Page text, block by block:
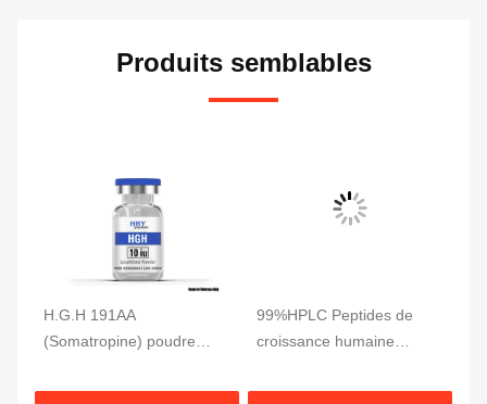
Produits semblables
H.G.H 191AA
(Somatropine) poudre
recherche
99%HPLC Peptides de
croissance humaine
flacon BPC 157 Peptide